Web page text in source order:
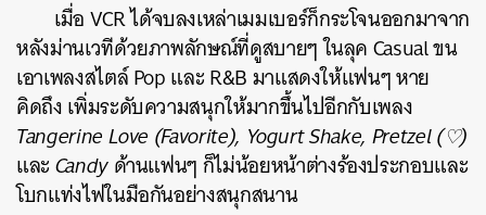
เมื่อ VCR ได้จบลงเหล่าเมมเบอร์ก็กระโจนออกมาจาก
หลังม่านเวทีด้วยภาพลักษณ์ที่ดูสบายๆ ในลุค Casual ขน
เอาเพลงสไตล์ Pop และ R&B มาแสดงให้แฟนๆ หาย
คิดถึง เพิ่มระดับความสนุกให้มากขึ้นไปอีกกับเพลง
Tangerine Love (Favorite), Yogurt Shake, Pretzel(♡)
และCandyด้านแฟนๆ ก็ไม่น้อยหน้าต่างร้องประกอบและ
โบกแท่งไฟในมือกันอย่างสนุกสนาน